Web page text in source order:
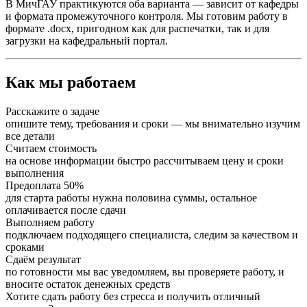
В МичГАУ практикуются оба варианта — зависит от кафедры
и формата промежуточного контроля. Мы готовим работу в
формате .docx, пригодном как для распечатки, так и для
загрузки на кафедральный портал.
Как мы работаем
Расскажите о задаче
опишите тему, требования и сроки — мы внимательно изучим
все детали
Считаем стоимость
на основе информации быстро рассчитываем цену и сроки
выполнения
Предоплата 50%
для старта работы нужна половина суммы, остальное
оплачивается после сдачи
Выполняем работу
подключаем подходящего специалиста, следим за качеством и
сроками
Сдаём результат
по готовности мы вас уведомляем, вы проверяете работу, и
вносите остаток денежных средств
Хотите сдать работу без стресса и получить отличный